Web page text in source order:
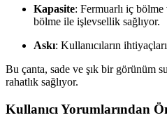
Kapasite: Fermuarlı iç bölme
bölme ile işlevsellik sağlıyor.
Askı: Kullanıcıların
Bu çanta, sade ve şık bir görünüm
rahatlık sağlıyor.
Kullanıcı Yorumlarından